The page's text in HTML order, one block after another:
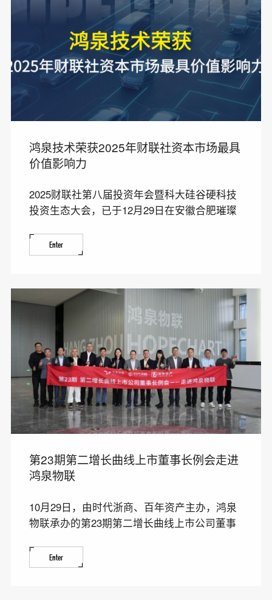
鸿泉技术荣获2025年财联社资本市场最具
价值影响力
2025财联社第八届投资年会暨科大硅谷硬科技
投资生态大会，已于12月29日在安徽合肥璀璨
Enter
第23期第二增长曲线上市董事长例会走进
鸿泉物联
10月29日，由时代浙商、百年资产主办，鸿泉
物联承办的第23期第二增长曲线上市公司董事
Enter